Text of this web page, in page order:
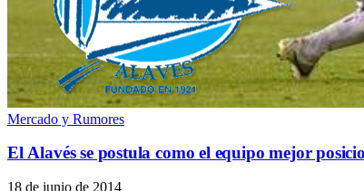
Mercado y Rumores
El Alavés se postula como el equipo mejor
18 de junio de 2014